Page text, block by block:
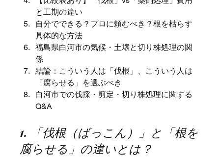
と工期の違い
自分でできる？プロに頼むべき？根を枯らす
具体的な方法
福島県白河市の気候・土壌と切り株処理の関
係
結論：こういう人は「伐根」、こういう人は
「腐らせる」を選ぶべき
白河市での伐採・剪定・切り株処理に関する
Q&A
1. 「伐根（ばっこん）」と「根を
腐らせる」の違いとは？